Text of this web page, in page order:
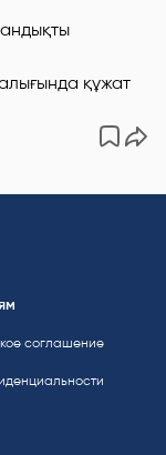
құжат
соглашение